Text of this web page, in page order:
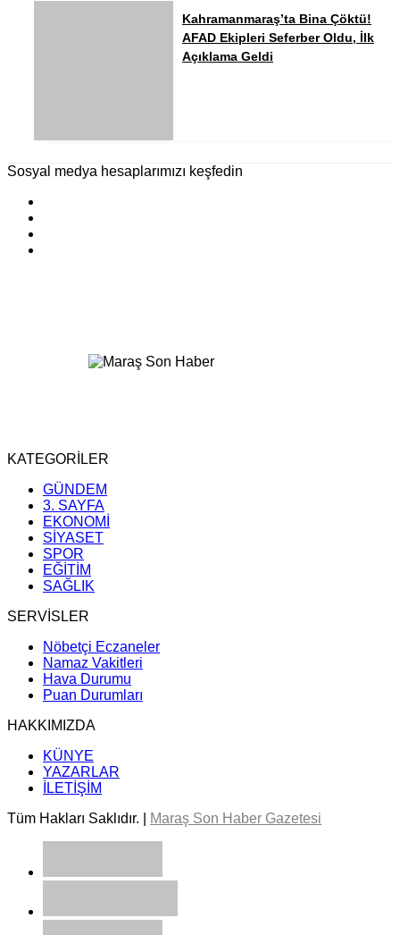
Kahramanmaraş’ta Bina Çöktü!
AFAD Ekipleri Seferber Oldu, İlk
Açıklama Geldi
Sosyal medya hesaplarımızı keşfedin
KATEGORİLER
GÜNDEM
3. SAYFA
EKONOMİ
SİYASET
SPOR
EĞİTİM
SAĞLIK
SERVİSLER
Nöbetçi Eczaneler
Namaz Vakitleri
Hava Durumu
Puan Durumları
HAKKIMIZDA
KÜNYE
YAZARLAR
İLETİŞİM
Tüm Hakları Saklıdır. |
Maraş Son Haber Gazetesi